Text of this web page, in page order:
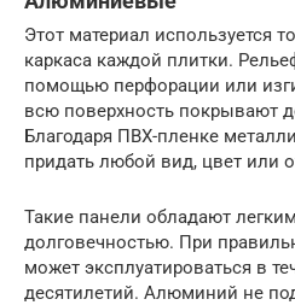
Этот материал используется
каркаса каждой плитки.
помощью перфорации или
всю поверхность покрывают
Благодаря ПВХ-пленке
придать любой вид, цвет или
Такие панели обладают
долговечностью. При
может эксплуатироваться в
десятилетий. Алюминий не